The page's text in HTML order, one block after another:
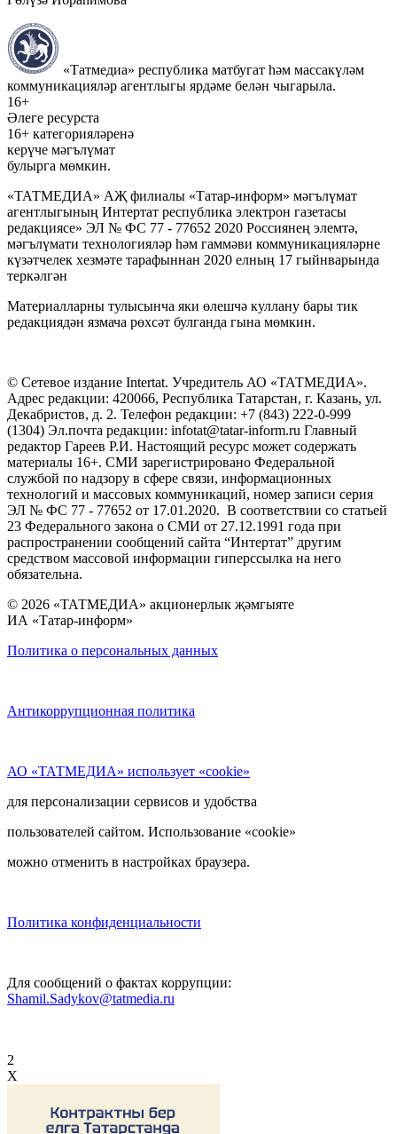
«Татмедиа» республика матбугат һәм массакүләм
коммуникацияләр агентлыгы ярдәме белән чыгарыла.
16+
Әлеге ресурста
16+ категорияләренә
керүче мәгълүмат
булырга мөмкин.
«ТАТМЕДИА» АҖ филиалы «Татар-информ» мәгълүмат
агентлыгының Интертат республика электрон газетасы
редакциясе» ЭЛ № ФС 77 - 77652 2020 Россиянең элемтә,
мәгълүмати технологияләр һәм гаммәви коммуникацияләрне
күзәтчелек хезмәте тарафыннан 2020 елның 17 гыйнварында
теркәлгән
Материалларны тулысынча яки өлешчә куллану бары тик
редакциядән язмача рөхсәт булганда гына мөмкин.
© Сетевое издание Intertat. Учредитель АО «ТАТМЕДИА».
Адрес редакции: 420066, Республика Татарстан, г. Казань, ул.
Декабристов, д. 2. Телефон редакции: +7 (843) 222-0-999
(1304) Эл.почта редакции: infotat@tatar-inform.ru Главный
редактор Гареев Р.И. Настоящий ресурс может содержать
материалы 16+. СМИ зарегистрировано Федеральной
службой по надзору в сфере связи, информационных
технологий и массовых коммуникаций, номер записи серия
ЭЛ № ФС 77 - 77652 от 17.01.2020. В соответствии со статьей
23 Федерального закона о СМИ от 27.12.1991 года при
распространении сообщений сайта “Интертат” другим
средством массовой информации гиперссылка на него
обязательна.
© 2026 «ТАТМЕДИА» акционерлык җәмгыяте
ИА «Татар-информ»
Политика о персональных данных
Антикоррупционная политика
АО «ТАТМЕДИА» использует «cookie»
для персонализации сервисов и удобства
пользователей сайтом. Использование «cookie»
можно отменить в настройках браузера.
Политика конфиденциальности
Для сообщений о фактах коррупции:
Shamil.Sadykov@tatmedia.ru
2
X